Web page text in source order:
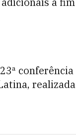
conferência
realizada